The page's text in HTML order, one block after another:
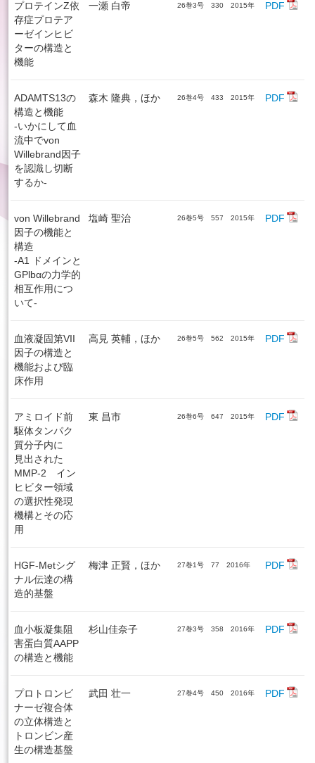
プロテインZ依
存症プロテア
ーゼインヒビ
ターの構造と
機能
一瀬 白帝 26巻3号 330 2015年 PDF
ADAMTS13の
構造と機能
-いかにして血
流中でvon
Willebrand因子
を認識し切断
するか-
森木 隆典，ほか 26巻4号 433 2015年 PDF
von Willebrand
因子の機能と
構造
-A1 ドメインと
GPlbαの力学的
相互作用につ
いて-
塩崎 聖治 26巻5号 557 2015年 PDF
血液凝固第VII
因子の構造と
機能および臨
床作用
高見 英輔，ほか 26巻5号 562 2015年 PDF
アミロイド前
駆体タンパク
質分子内に
見出された
MMP-2 イン
ヒビター領域
の選択性発現
機構とその応
用
東 昌市 26巻6号 647 2015年 PDF
HGF-Metシグ
ナル伝達の構
造的基盤
梅津 正賢，ほか 27巻1号 77 2016年 PDF
血小板凝集阻
害蛋白質AAPP
の構造と機能
杉山佳奈子 27巻3号 358 2016年 PDF
プロトロンビ
ナーゼ複合体
の立体構造と
トロンビン産
生の構造基盤
武田 壮一 27巻4号 450 2016年 PDF